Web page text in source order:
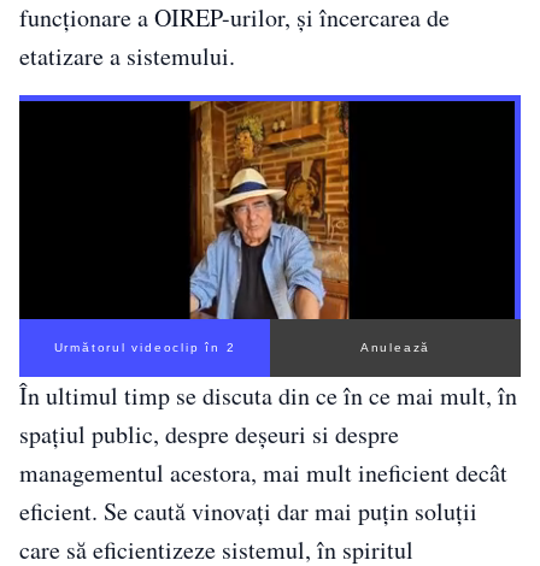
funcționare a OIREP-urilor, și încercarea de
etatizare a sistemului.
Următorul videoclip în 1 Anulează
În ultimul timp se discuta din ce în ce mai mult, în
spațiul public, despre deșeuri si despre
managementul acestora, mai mult ineficient decât
eficient. Se caută vinovați dar mai puțin soluții
care să eficientizeze sistemul, în spiritul